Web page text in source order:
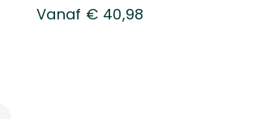
Vanaf € 40,98